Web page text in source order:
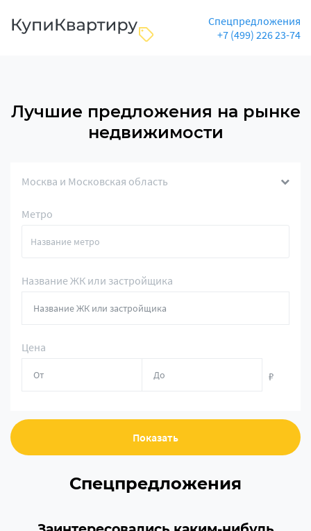
Спецпредложения
+7 (499) 226 23-74
Лучшие предложения на рынке
недвижимости
Москва и Московская область
Метро
Название ЖК или застройщика
Цена
₽
Показать
Спецпредложения